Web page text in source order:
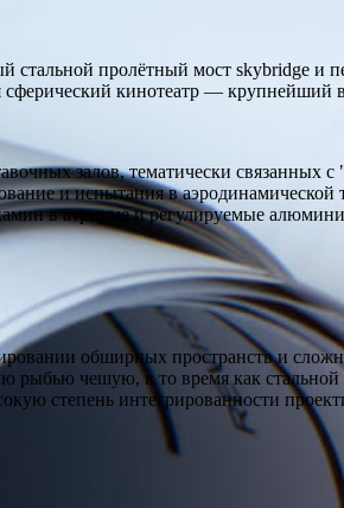
пролётный мост skybridge и
кинотеатр — крупнейший
залов, тематически
и испытания в
в атриуме и регулируемые
обширных пространств и
рыбью чешую, в то время как
степень интегрированности